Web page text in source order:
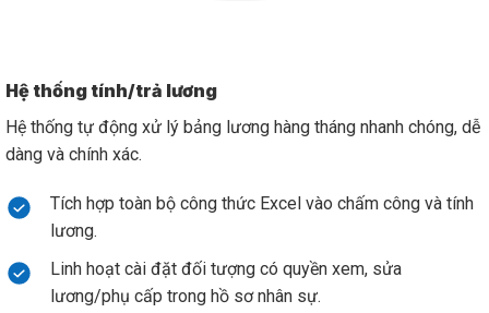
Hệ thống tính/trả lương
Hệ thống tự động xử lý bảng lương hàng tháng nhanh chóng, dễ
dàng và chính xác.
Tích hợp toàn bộ công thức Excel vào chấm công và tính
lương.
Linh hoạt cài đặt đối tượng có quyền xem, sửa
lương/phụ cấp trong hồ sơ nhân sự.